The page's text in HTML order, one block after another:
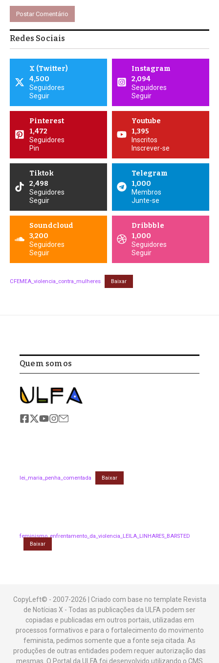
Redes Sociais
X (Twitter)
4,500
Seguidores
Seguir
Instagram
2,094
Seguidores
Seguir
Pinterest
1,472
Seguidores
Pin
Youtube
1,395
Inscritos
Inscrever-se
Tiktok
2,498
Seguidores
Seguir
Telegram
1,000
Membros
Junte-se
Soundcloud
3,200
Seguidores
Seguir
Dribbble
1,000
Seguidores
Seguir
CFEMEA_violencia_contra_mulheres Baixar
Quem somos
lei_maria_penha_comentada Baixar
feminismo_enfrentamento_da_violencia_LEILA_LINHARES_BARSTED
Baixar
CopyLeft© - 2007-2026 | Criado com base no template Revista
de Notícias X - Todas as publicações da ULFA podem ser
copiadas e publicadas em outros portais, utilizadas em
processos formativos e para o fortalecimento do movimento
feminista, pedimos somente que a fonte seja citada. As
produções de outras entidades podem requer autorização das
mesmas. O Portal da ULFA foi desenvolvido utilizando o CMS